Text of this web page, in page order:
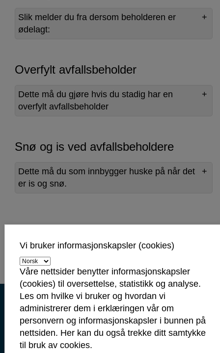
Slik melder du fra dersom beholderen er
ødelagt:
Overfylt avfallsbeholder
Dette må du gjøre hvis du stadig har en
overfylt avfallsbeholder
Snø og is ved avfallsbeholdere
Dette må du som innbygger huske på når det
er is og snø.
Fant du det du lette etter?
Kontaktinformasjon
Kontakt oss
Servicetorget: 69 10 80 00
(Telefontid mandag-fredag 09.00-14.00)
Vi bruker informasjonskapsler (cookies)
Våre nettsider benytter informasjonskapsler
(cookies) til oversettelse, statistikk og analyse.
Les om hvilke vi bruker og hvordan vi
administrerer dem i erklæringen vår om
personvern og informasjonskapsler i bunnen på
nettsiden. Her kan du også trekke ditt samtykke
til bruk av cookies.